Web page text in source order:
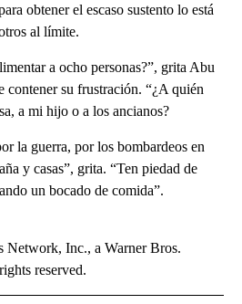
obtener el escaso sustento lo está
al límite.
a ocho personas?”, grita Abu
contener su frustración. “¿A quién
a mi hijo o a los ancianos?
la guerra, por los bombardeos en
y casas”, grita. “Ten piedad de
un bocado de comida”.
Inc., a Warner Bros.
reserved.